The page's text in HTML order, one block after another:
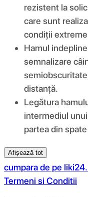
rezistent la
care sunt
condiții
Hamul
semnalizare
distanță.
Legătura
intermediul
partea din
Afișează tot
cumpara de pe
Termeni si Conditii